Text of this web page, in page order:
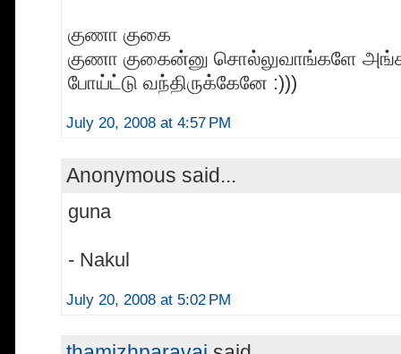
குணா குகை
குணா குகைன்னு சொல்லுவாங்களே அங்க
போய்ட்டு வந்திருக்கேனே :)))
July 20, 2008 at 4:57 PM
Anonymous said...
guna
- Nakul
July 20, 2008 at 5:02 PM